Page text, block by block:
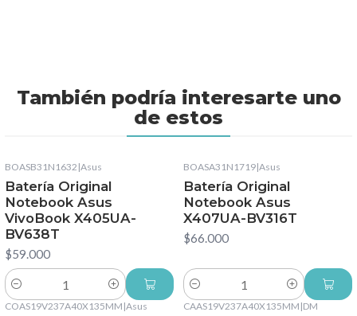
También podría interesarte uno
de estos
BOASB31N1632 |Asus
Batería Original
Notebook Asus
VivoBook X405UA-
BV638T
$59.000
Cantidad
BOASA31N1719|Asus
Batería Original
Notebook Asus
X407UA-BV316T
$66.000
Cantidad
COAS19V237A40X135MM |Asus CAAS19V237A40X135MM |DM